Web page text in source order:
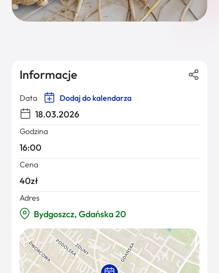
Informacje
Data Dodaj do kalendarza
18.03.2026
Godzina
16:00
Cena
40zł
Adres
Bydgoszcz, Gdańska 20